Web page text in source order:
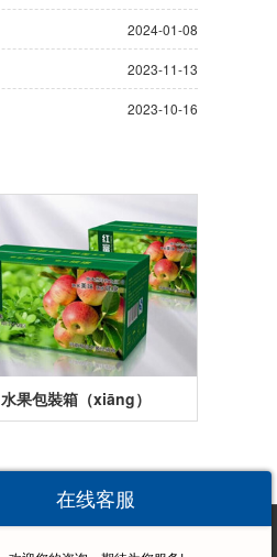
2024-01-08
2023-11-13
2023-10-16
水果包裝箱（xiāng）
在线客服